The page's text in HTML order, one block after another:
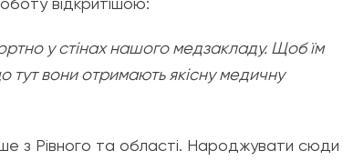
у стінах нашого медзакладу. Щоб їм
тут вони отримають якісну медичну
з Рівного та області. Народжувати сюди